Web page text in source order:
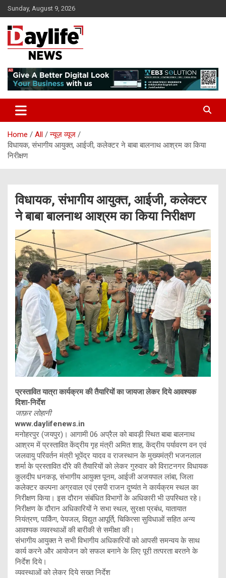
Skip
to
content
Sunday, August 9, 2026
daylifenews
Home All
न्यूज़ व्यूज
विधायक, संभागीय आयुक्त, आईजी, कलेक्टर ने बाबा बालनाथ आश्रम का किया
निरीक्षण
विधायक, संभागीय आयुक्त, आईजी, कलेक्टर
ने बाबा बालनाथ आश्रम का किया निरीक्षण
प्रस्तावित यात्रा कार्यक्रम की तैयारियों का जायजा लेकर दिये आवश्यक
दिशा-निर्देश
जाफ़र लोहानी
www.daylifenews.in
मनोहरपुर (जयपुर)। आगामी 06 अप्रैल को बावड़ी स्थित बाबा बालनाथ
आश्रम में प्रस्तावित केंद्रीय गृह मंत्री अमित शाह, केंद्रीय पर्यावरण वन एवं
जलवायु परिवर्तन मंत्री भूपेंद्र यादव व राजस्थान के मुख्यमंत्री भजनलाल
शर्मा के प्रस्तावित दौरे की तैयारियों को लेकर गुरुवार को विराटनगर विधायक
कुलदीप धनकड़, संभागीय आयुक्त पूनम, आईजी अजयपाल लांबा, जिला
कलेक्टर कल्पना अग्रवाल एवं एसपी राजन दुष्यंत ने कार्यक्रम स्थल का
निरीक्षण किया। इस दौरान संबंधित विभागों के अधिकारी भी उपस्थित रहे।
निरीक्षण के दौरान अधिकारियों ने सभा स्थल, सुरक्षा प्रबंध, यातायात
नियंत्रण, पार्किंग, पेयजल, विद्युत आपूर्ति, चिकित्सा सुविधाओं सहित अन्य
आवश्यक व्यवस्थाओं की बारीकी से समीक्षा की।
संभागीय आयुक्त ने सभी विभागीय अधिकारियों को आपसी समन्वय के साथ
कार्य करने और आयोजन को सफल बनाने के लिए पूरी तत्परता बरतने के
निर्देश दिये।
व्यवस्थाओं को लेकर दिये सख्त निर्देश